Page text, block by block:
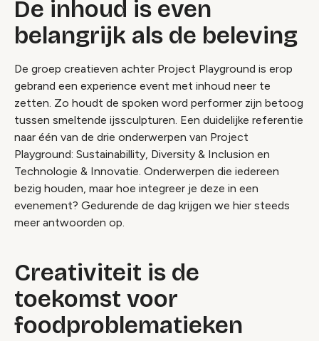
De inhoud is even
belangrijk als de beleving
De groep creatieven achter Project Playground is erop
gebrand een experience event met inhoud neer te
zetten. Zo houdt de spoken word performer zijn betoog
tussen smeltende ijssculpturen. Een duidelijke referentie
naar één van de drie onderwerpen van Project
Playground: Sustainabillity, Diversity & Inclusion en
Technologie & Innovatie. Onderwerpen die iedereen
bezig houden, maar hoe integreer je deze in een
evenement? Gedurende de dag krijgen we hier steeds
meer antwoorden op.
Creativiteit is de
toekomst voor
foodproblematieken